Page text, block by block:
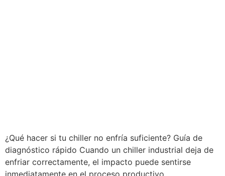
¿Qué hacer si tu chiller no enfría suficiente? Guía de
diagnóstico rápido Cuando un chiller industrial deja de
enfriar correctamente, el impacto puede sentirse